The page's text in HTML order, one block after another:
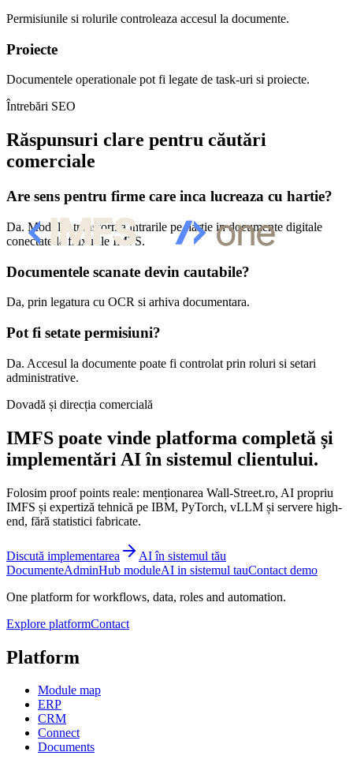
Permisiunile si rolurile controleaza accesul la documente.
Proiecte
Documentele operationale pot fi legate de task-uri si proiecte.
Întrebări SEO
Răspunsuri clare pentru căutări
comerciale
Are sens pentru firme care inca lucreaza cu hartie?
Da. Modulul transforma intrarile pe hartie in documente digitale
conectate la fluxurile IMFS.
Documentele scanate devin cautabile?
Da, prin legatura cu OCR si arhiva documentara.
Pot fi setate permisiuni?
Da. Accesul la documente poate fi controlat prin roluri si setari
administrative.
Dovadă și direcția comercială
IMFS poate vinde platforma completă și
implementări AI în sistemul clientului.
Folosim proof points reale: menționarea Wall-Street.ro, AI propriu
IMFS și expertiză tehnică pe IBM, PyTorch, vLLM și servere high-
end, fără statistici fabricate.
Discută implementarea
AI în sistemul tău
DocumenteAdminHub moduleAI in sistemul tauContact demo
One platform for workflows, data, roles and automation.
Explore platformContact
Platform
Module map
ERP
CRM
Connect
Documents